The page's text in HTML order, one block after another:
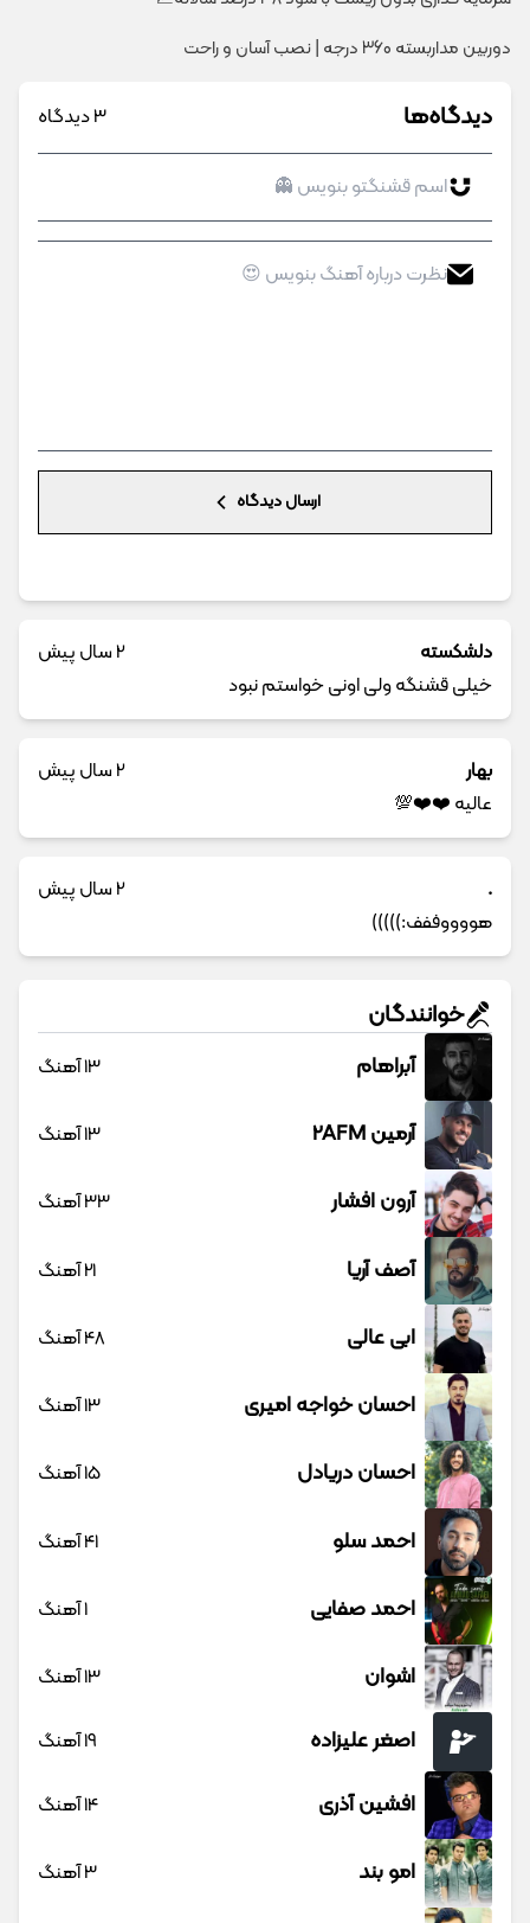
دوربین مداربسته 360 درجه | نصب آسان و راحت
دیدگاه‌ها 3 دیدگاه
ارسال دیدگاه
دلشکسته
2 سال پیش
خیلی قشنگه ولی اونی خواستم نبود
بهار
2 سال پیش
عالیه ❤️❤️💯
.
2 سال پیش
هووووففف:)))))
خوانندگان
آبراهام 13 آهنگ
آرمین 2AFM 13 آهنگ
آرون افشار 33 آهنگ
آصف آریا 21 آهنگ
ابی عالی 48 آهنگ
احسان خواجه امیری 13 آهنگ
احسان دریادل 15 آهنگ
احمد سلو 41 آهنگ
احمد صفایی 1 آهنگ
اشوان 13 آهنگ
اصغر علیزاده 19 آهنگ
افشین آذری 14 آهنگ
امو بند 3 آهنگ